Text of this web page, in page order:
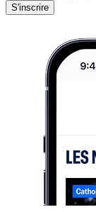
S'inscrire